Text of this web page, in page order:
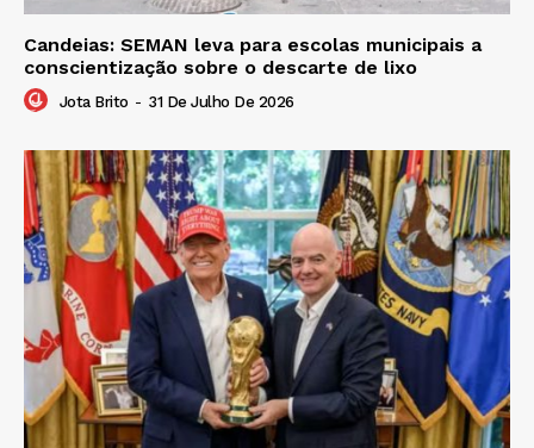
Candeias: SEMAN leva para escolas municipais a
conscientização sobre o descarte de lixo
Jota Brito - 31 De Julho De 2026